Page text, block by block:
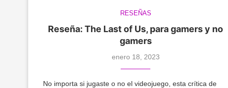
RESEÑAS
Reseña: The Last of Us, para gamers y no
gamers
enero 18, 2023
No importa si jugaste o no el videojuego, esta crítica de